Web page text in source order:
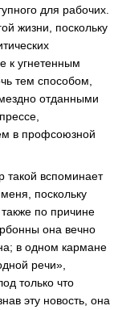
для рабочих.
жизни, поскольку
к угнетенным
тем способом,
отданными
в профсоюзной
вспоминает
поскольку
по причине
она вечно
в одном кармане
речи»,
только что
эту новость, она